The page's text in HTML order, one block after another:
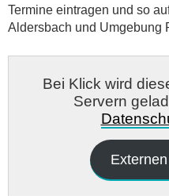
Termine eintragen und so
Aldersbach und Umgebung
Bei Klick wird
Servern